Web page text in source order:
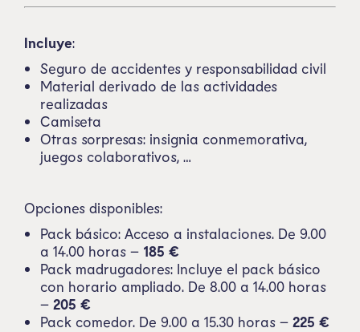
Incluye:
Seguro de accidentes y responsabilidad civil
Material derivado de las actividades
realizadas
Camiseta
Otras sorpresas: insignia conmemorativa,
juegos colaborativos, …
Opciones disponibles:
Pack básico: Acceso a instalaciones. De 9.00
a 14.00 horas – 185 €
Pack madrugadores: Incluye el pack básico
con horario ampliado. De 8.00 a 14.00 horas
– 205 €
Pack comedor. De 9.00 a 15.30 horas – 225 €